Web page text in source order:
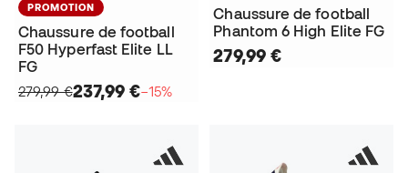
PROMOTION
Chaussure de football
F50 Hyperfast Elite LL
FG
279,99 €237,99 €−15%
Chaussure de football
Phantom 6 High Elite FG
279,99 €